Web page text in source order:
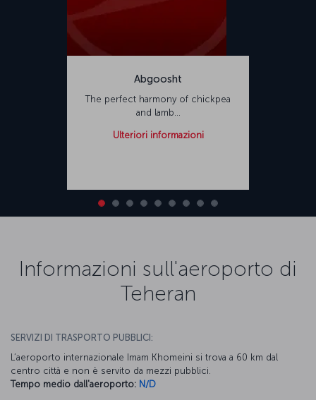
Abgoosht
The perfect harmony of chickpea
and lamb...
Ulteriori informazioni
Informazioni sull'aeroporto di
Teheran
SERVIZI DI TRASPORTO PUBBLICI:
L’aeroporto internazionale Imam Khomeini si trova a 60 km dal
centro città e non è servito da mezzi pubblici.
Tempo medio dall'aeroporto: N/D